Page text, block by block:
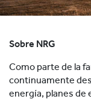
Sobre NRG
Como parte de la
continuamente
energía, planes de